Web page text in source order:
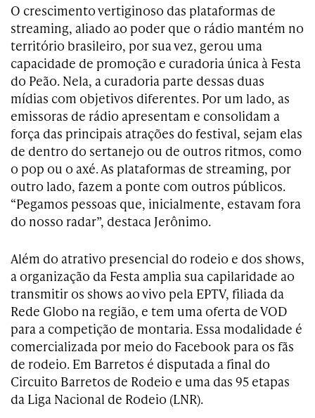
O crescimento vertiginoso das plataformas de
streaming, aliado ao poder que o rádio mantém no
território brasileiro, por sua vez, gerou uma
capacidade de promoção e curadoria única à Festa
do Peão. Nela, a curadoria parte dessas duas
mídias com objetivos diferentes. Por um lado, as
emissoras de rádio apresentam e consolidam a
força das principais atrações do festival, sejam elas
de dentro do sertanejo ou de outros ritmos, como
o pop ou o axé. As plataformas de streaming, por
outro lado, fazem a ponte com outros públicos.
“Pegamos pessoas que, inicialmente, estavam fora
do nosso radar”, destaca Jerônimo.
Além do atrativo presencial do rodeio e dos shows,
a organização da Festa amplia sua capilaridade ao
transmitir os shows ao vivo pela EPTV, filiada da
Rede Globo na região, e tem uma oferta de VOD
para a competição de montaria. Essa modalidade é
comercializada por meio do Facebook para os fãs
de rodeio. Em Barretos é disputada a final do
Circuito Barretos de Rodeio e uma das 95 etapas
da Liga Nacional de Rodeio (LNR).